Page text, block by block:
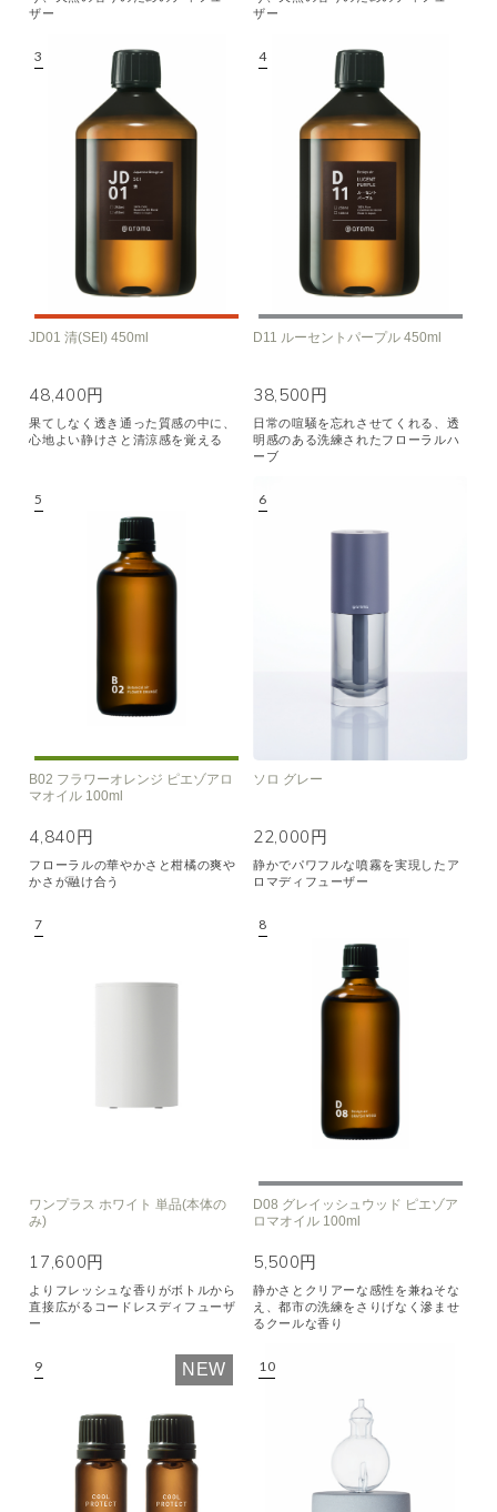
ザー
ザー
JD01 清(SEI) 450ml
48,400円
果てしなく透き通った質感の中に、
心地よい静けさと清涼感を覚える
D11 ルーセントパープル 450ml
38,500円
日常の喧騒を忘れさせてくれる、透
明感のある洗練されたフローラルハ
ーブ
B02 フラワーオレンジ ピエゾアロ
マオイル 100ml
4,840円
フローラルの華やかさと柑橘の爽や
かさが融け合う
ソロ グレー
22,000円
静かでパワフルな噴霧を実現したア
ロマディフューザー
ワンプラス ホワイト 単品(本体の
み)
17,600円
よりフレッシュな香りがボトルから
直接広がるコードレスディフューザ
ー
D08 グレイッシュウッド ピエゾア
ロマオイル 100ml
5,500円
静かさとクリアーな感性を兼ねそな
え、都市の洗練をさりげなく滲ませ
るクールな香り
NEW